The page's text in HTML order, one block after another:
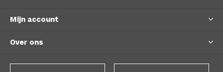
Mijn account
Over ons